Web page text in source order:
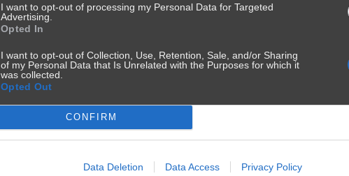
I want to opt-out of processing my Personal Data for Targeted
Advertising.
Opted In
I want to opt-out of Collection, Use, Retention, Sale, and/or Sharing
of my Personal Data that Is Unrelated with the Purposes for which it
was collected.
Opted Out
CONFIRM
Data Deletion Data Access Privacy Policy